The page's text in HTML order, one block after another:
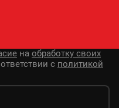
на обработку своих
с политикой